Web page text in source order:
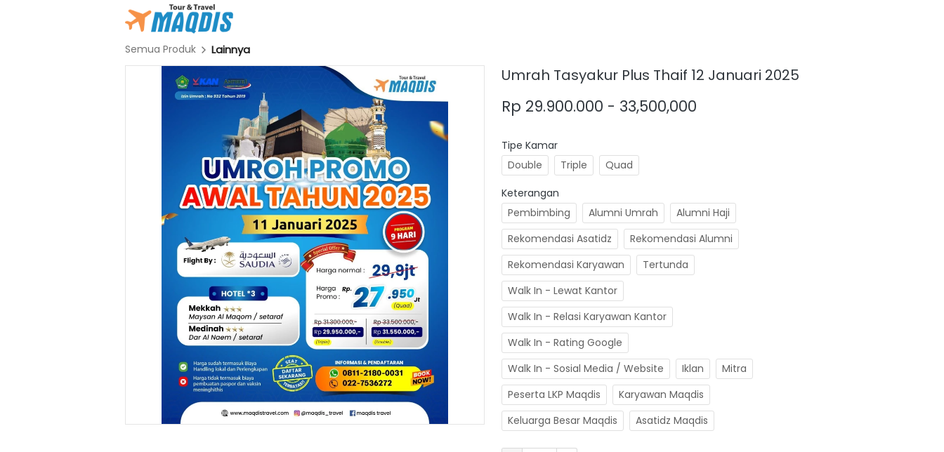
Semua Produk Lainnya
Umrah Tasyakur Plus Thaif 12 Januari 2025
Rp 29.900.000 - 33,500,000
Tipe Kamar
Double
Triple
Quad
Keterangan
Pembimbing
Alumni Umrah
Alumni Haji
Rekomendasi Asatidz
Rekomendasi Alumni
Rekomendasi Karyawan
Tertunda
Walk In - Lewat Kantor
Walk In - Relasi Karyawan Kantor
Walk In - Rating Google
Walk In - Sosial Media / Website
Iklan
Mitra
Peserta LKP Maqdis
Karyawan Maqdis
Keluarga Besar Maqdis
Asatidz Maqdis